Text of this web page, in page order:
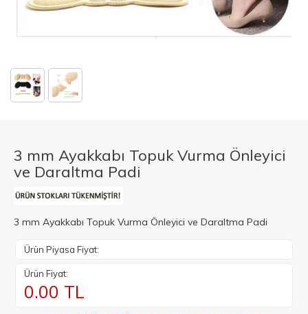
3 mm Ayakkabı Topuk Vurma Önleyici
ve Daraltma Padi
3 mm Ayakkabı Topuk Vurma Önleyici ve Daraltma Padi
Ürün Piyasa Fiyat:
Ürün Fiyat:
0.00 TL